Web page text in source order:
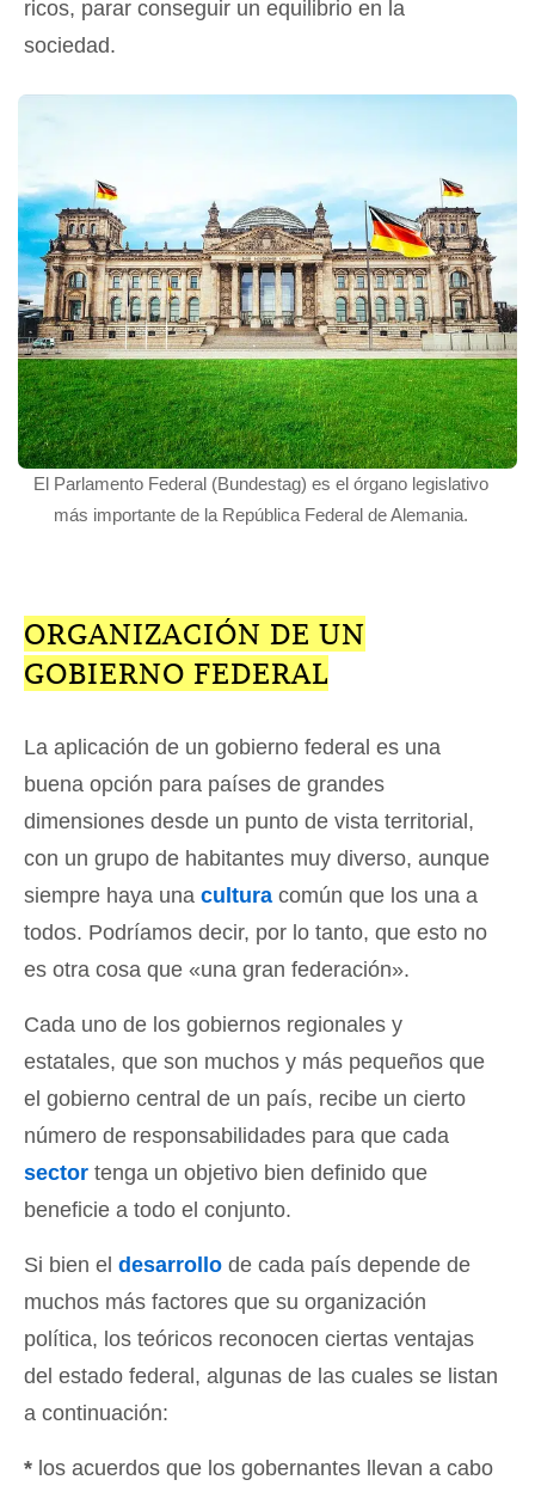
ricos, parar conseguir un equilibrio en la
sociedad.
El Parlamento Federal (Bundestag) es el órgano legislativo
más importante de la República Federal de Alemania.
ORGANIZACIÓN DE UN
GOBIERNO FEDERAL
La aplicación de un gobierno federal es una
buena opción para países de grandes
dimensiones desde un punto de vista territorial,
con un grupo de habitantes muy diverso, aunque
siempre haya una cultura común que los una a
todos. Podríamos decir, por lo tanto, que esto no
es otra cosa que «una gran federación».
Cada uno de los gobiernos regionales y
estatales, que son muchos y más pequeños que
el gobierno central de un país, recibe un cierto
número de responsabilidades para que cada
sector tenga un objetivo bien definido que
beneficie a todo el conjunto.
Si bien el desarrollo de cada país depende de
muchos más factores que su organización
política, los teóricos reconocen ciertas ventajas
del estado federal, algunas de las cuales se listan
a continuación:
* los acuerdos que los gobernantes llevan a cabo